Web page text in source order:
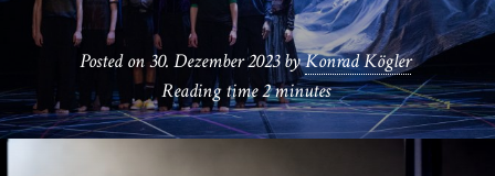
Posted on30. Dezember 2023 byKonrad Kögler
Reading time2 minutes